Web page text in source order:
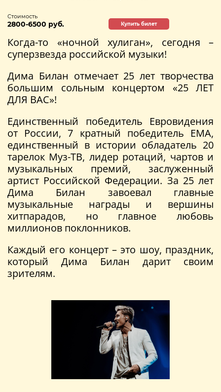
Стоимость
2800-6500 руб. Купить билет
Когда-то «ночной хулиган», сегодня –
суперзвезда российской музыки!
Дима Билан отмечает 25 лет творчества
большим сольным концертом «25 ЛЕТ
ДЛЯ ВАС»!
Единственный победитель Евровидения
от России, 7 кратный победитель EMA,
единственный в истории обладатель 20
тарелок Муз-ТВ, лидер ротаций, чартов и
музыкальных премий, заслуженный
артист Российской Федерации. За 25 лет
Дима Билан завоевал главные
музыкальные награды и вершины
хитпарадов, но главное любовь
миллионов поклонников.
Каждый его концерт – это шоу, праздник,
который Дима Билан дарит своим
зрителям.